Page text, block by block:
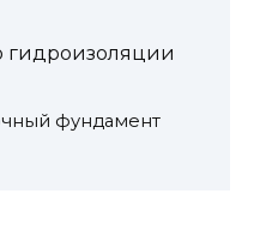
фундамент